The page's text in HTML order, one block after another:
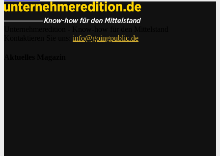
info@goingpublic.de